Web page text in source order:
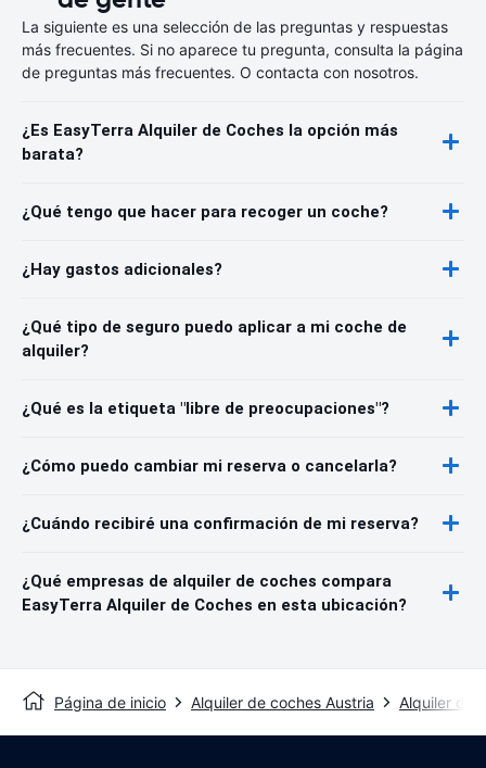
La siguiente es una selección de las preguntas y respuestas
más frecuentes. Si no aparece tu pregunta, consulta la página
de preguntas más frecuentes. O contacta con nosotros.
¿Es EasyTerra Alquiler de Coches la opción más
barata?
¿Qué tengo que hacer para recoger un coche?
¿Hay gastos adicionales?
¿Qué tipo de seguro puedo aplicar a mi coche de
alquiler?
¿Qué es la etiqueta "libre de preocupaciones"?
¿Cómo puedo cambiar mi reserva o cancelarla?
¿Cuándo recibiré una confirmación de mi reserva?
¿Qué empresas de alquiler de coches compara
EasyTerra Alquiler de Coches en esta ubicación?
Página de inicio Alquiler de coches Austria Alquiler de